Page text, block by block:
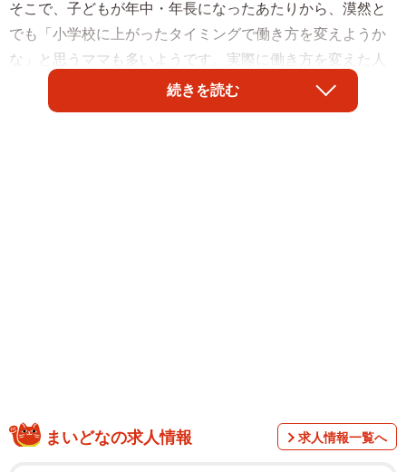
そこで、子どもが年中・年長になったあたりから、漠然と
でも「小学校に上がったタイミングで働き方を変えようか
な」と思うママも多いようです。実際に働き方を変えた人
たちに、決断した理由などを聞くとともに、これから働き
方をどうしようか“考え中”の人にも、思いを寄せてもらいま
1/5
続きを読む
まいどなの求人情報 求人情報一覧へ